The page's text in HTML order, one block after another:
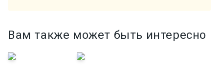
Вам также может быть интересно